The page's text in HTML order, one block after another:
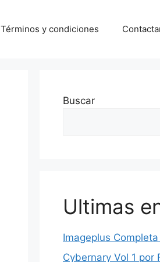
Términos y condiciones
Buscar
Ultimas
Imageplus
Cybernary Vol 1 por